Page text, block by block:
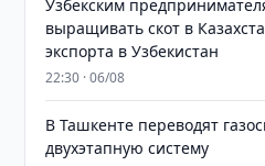
Узбекским
выращивать скот в
экспорта в Узбекистан
22:30 · 06/08
В Ташкенте переводят
двухэтапную систему